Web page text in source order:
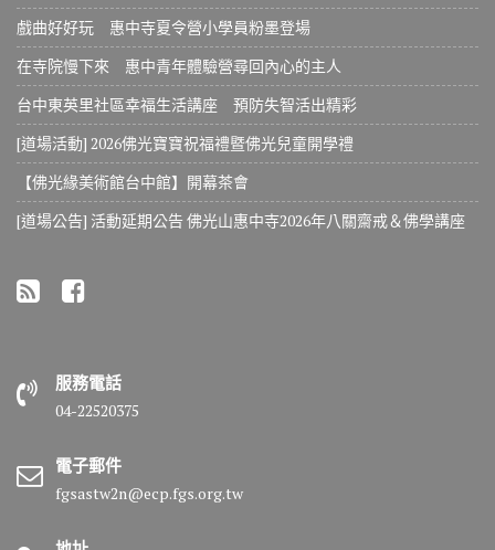
戲曲好好玩 惠中寺夏令營小學員粉墨登場
在寺院慢下來 惠中青年體驗營尋回內心的主人
台中東英里社區幸福生活講座 預防失智活出精彩
[道場活動] 2026佛光寶寶祝福禮暨佛光兒童開學禮
【佛光緣美術館台中館】開幕茶會
[道場公告] 活動延期公告 佛光山惠中寺2026年八關齋戒＆佛學講座
服務電話
04-22520375
電子郵件
fgsastw2n@ecp.fgs.org.tw